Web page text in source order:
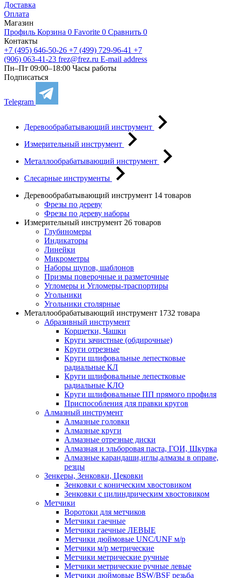
Доставка
Оплата
Магазин
Профиль Корзина 0 Favorite 0 Сравнить 0
Контакты
+7 (495) 646-50-26 +7 (499) 729-96-41 +7
(906) 063-41-23 frez@frez.ru E-mail address
Пн–Пт 09:00–18:00 Часы работы
Подписаться
Telegram
Деревообрабатывающий инструмент
Измерительный инструмент
Металлообрабатывающий инструмент
Слесарные инструменты
Деревообрабатывающий инструмент 14 товаров
Фрезы по дереву
Фрезы по дереву наборы
Измерительный инструмент 26 товаров
Глубиномеры
Индикаторы
Линейки
Микрометры
Наборы щупов, шаблонов
Призмы поверочные и разметочные
Угломеры и Угломеры-траспортиры
Угольники
Угольники столярные
Металлообрабатывающий инструмент 1732 товара
Абразивный инструмент
Корщетки, Чашки
Круги зачистные (обдирочные)
Круги отрезные
Круги шлифовальные лепестковые
радиальные КЛ
Круги шлифовальные лепестковые
радиальные КЛО
Круги шлифовальные ПП прямого профиля
Приспособления для правки кругов
Алмазный инструмент
Алмазные головки
Алмазные круги
Алмазные отрезные диски
Алмазная и эльборовая паста, ГОИ, Шкурка
Алмазные карандаши,иглы,алмазы в оправе,
резцы
Зенкеры, Зенковки, Цековки
Зенковки с коническим хвостовиком
Зенковки с цилиндрическим хвостовиком
Метчики
Воротоки для метчиков
Метчики гаечные
Метчики гаечные ЛЕВЫЕ
Метчики дюймовые UNC/UNF м/р
Метчики м/р метрические
Метчики метрические ручные
Метчики метрические ручные левые
Метчики дюймовые BSW/BSF резьба